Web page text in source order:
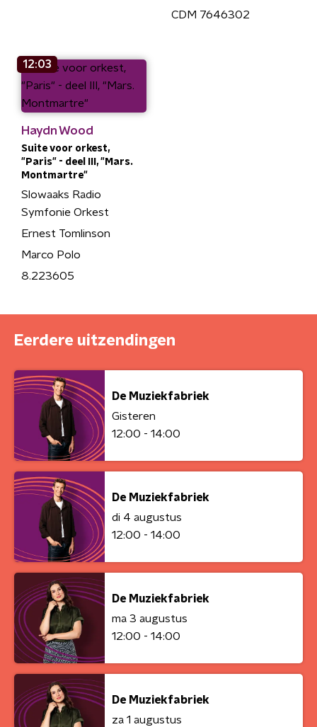
CDM 7646302
12:03
Haydn Wood
Suite voor orkest,
"Paris" - deel III, "Mars.
Montmartre"
Slowaaks Radio
Symfonie Orkest
Ernest Tomlinson
Marco Polo
8.223605
Eerdere uitzendingen
De Muziekfabriek
Gisteren
12:00 - 14:00
De Muziekfabriek
di 4 augustus
12:00 - 14:00
De Muziekfabriek
ma 3 augustus
12:00 - 14:00
De Muziekfabriek
za 1 augustus